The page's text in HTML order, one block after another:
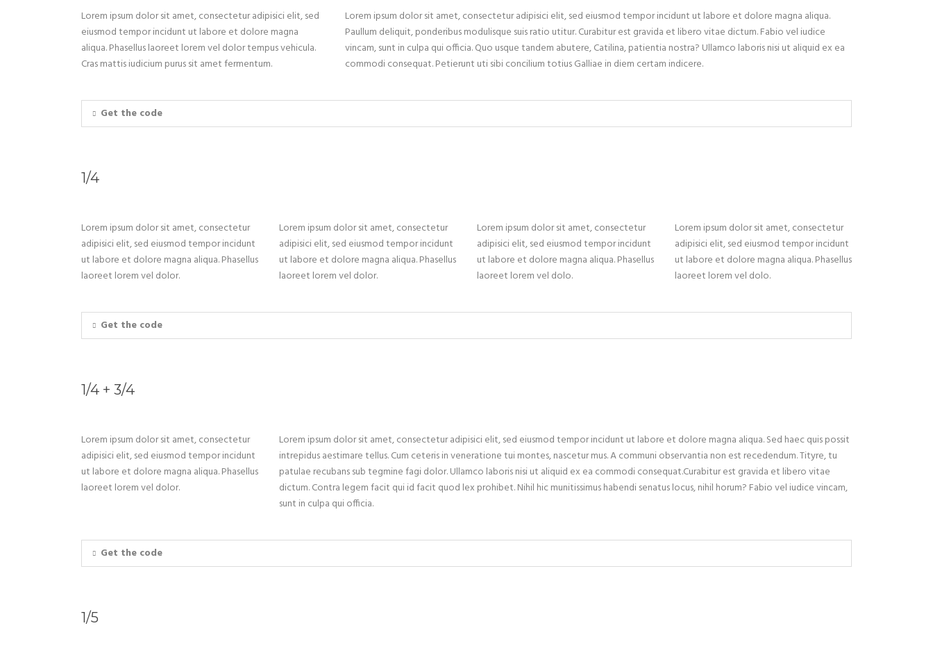
Lorem ipsum dolor sit amet, consectetur adipisici elit, sed
eiusmod tempor incidunt ut labore et dolore magna
aliqua. Phasellus laoreet lorem vel dolor tempus vehicula.
Cras mattis iudicium purus sit amet fermentum.
Lorem ipsum dolor sit amet, consectetur adipisici elit, sed eiusmod tempor incidunt ut labore et dolore magna aliqua.
Paullum deliquit, ponderibus modulisque suis ratio utitur. Curabitur est gravida et libero vitae dictum. Fabio vel iudice
vincam, sunt in culpa qui officia. Quo usque tandem abutere, Catilina, patientia nostra? Ullamco laboris nisi ut aliquid ex ea
commodi consequat. Petierunt uti sibi concilium totius Galliae in diem certam indicere.
Get the code
1/4
Lorem ipsum dolor sit amet, consectetur
adipisici elit, sed eiusmod tempor incidunt
ut labore et dolore magna aliqua. Phasellus
laoreet lorem vel dolor.
Lorem ipsum dolor sit amet, consectetur
adipisici elit, sed eiusmod tempor incidunt
ut labore et dolore magna aliqua. Phasellus
laoreet lorem vel dolor.
Lorem ipsum dolor sit amet, consectetur
adipisici elit, sed eiusmod tempor incidunt
ut labore et dolore magna aliqua. Phasellus
laoreet lorem vel dolo.
Lorem ipsum dolor sit amet, consectetur
adipisici elit, sed eiusmod tempor incidunt
ut labore et dolore magna aliqua. Phasellus
laoreet lorem vel dolo.
Get the code
1/4 + 3/4
Lorem ipsum dolor sit amet, consectetur
adipisici elit, sed eiusmod tempor incidunt
ut labore et dolore magna aliqua. Phasellus
laoreet lorem vel dolor.
Lorem ipsum dolor sit amet, consectetur adipisici elit, sed eiusmod tempor incidunt ut labore et dolore magna aliqua. Sed haec quis possit
intrepidus aestimare tellus. Cum ceteris in veneratione tui montes, nascetur mus. A communi observantia non est recedendum. Tityre, tu
patulae recubans sub tegmine fagi dolor. Ullamco laboris nisi ut aliquid ex ea commodi consequat.Curabitur est gravida et libero vitae
dictum. Contra legem facit qui id facit quod lex prohibet. Nihil hic munitissimus habendi senatus locus, nihil horum? Fabio vel iudice vincam,
sunt in culpa qui officia.
Get the code
1/5